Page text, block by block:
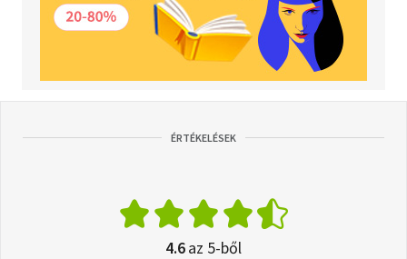
ÉRTÉKELÉSEK
4.6az 5-ből